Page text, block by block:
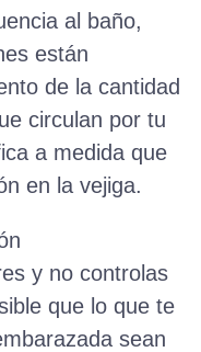
al baño,
están
de la cantidad
circulan por tu
a medida que
en la vejiga.
y no controlas
que lo que te
sean